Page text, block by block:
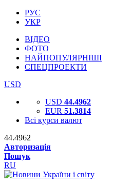
РУС
УКР
ВІДЕО
ФОТО
НАЙПОПУЛЯРНІШІ
СПЕЦПРОЕКТИ
USD
USD 44.4962
EUR 51.3814
Всі курси валют
44.4962
Авторизація
Пошук
RU